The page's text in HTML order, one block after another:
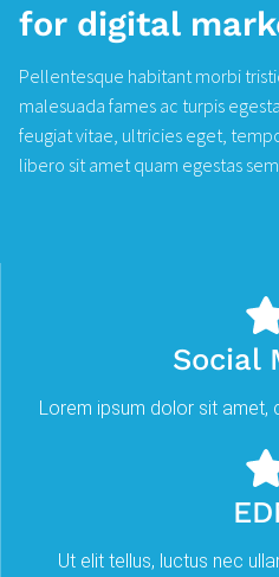
for digital
Pellentesque habitant morbi
malesuada fames ac turpis
feugiat vitae, ultricies eget,
libero sit amet quam egestas
Social
Lorem ipsum dolor sit amet,
Ut elit tellus, luctus nec